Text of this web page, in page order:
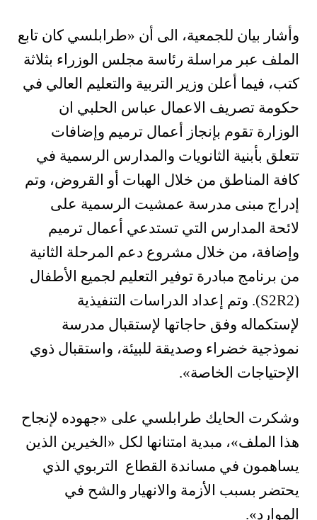
وأشار بيان للجمعية، الى أن «طرابلسي كان تابع
الملف عبر مراسلة رئاسة مجلس الوزراء بثلاثة
كتب، فيما أعلن وزير التربية والتعليم العالي في
حكومة تصريف الاعمال عباس الحلبي ان
الوزارة تقوم بإنجاز أعمال ترميم وإضافات
تتعلق بأبنية الثانويات والمدارس الرسمية في
كافة المناطق من خلال الهبات أو القروض، وتم
إدراج مبنى مدرسة عمشيت الرسمية على
لائحة المدارس التي تستدعي أعمال ترميم
وإضافة، من خلال مشروع دعم المرحلة الثانية
من برنامج مبادرة توفير التعليم لجميع الأطفال
(
S2R2). وتم إعداد الدراسات التنفيذية
لإستكماله وفق حاجاتها لإستقبال مدرسة
نموذجية خضراء وصديقة للبيئة، واستقبال ذوي
الإحتياجات الخاصة».
وشكرت الحايك طرابلسي على «جهوده لإنجاح
هذا الملف»، مبدية امتنانها لكل «الخيرين الذين
يساهمون في مساندة القطاع التربوي الذي
يحتضر بسبب الأزمة والانهيار والشح في
الموارد».